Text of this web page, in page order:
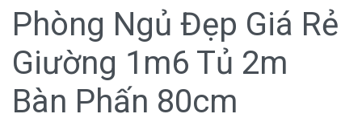
Phòng Ngủ Đẹp Giá Rẻ
Giường 1m6 Tủ 2m
Bàn Phấn 80cm